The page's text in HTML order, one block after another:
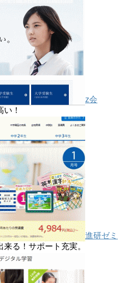
z会
！
進研ゼミ
る！サポート充実。